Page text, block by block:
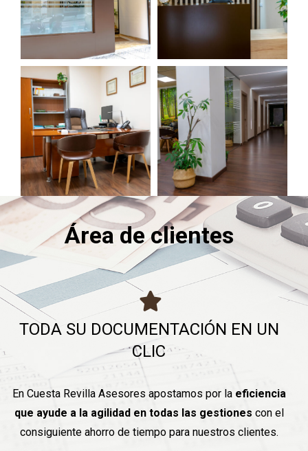
Área de clientes
TODA SU DOCUMENTACIÓN EN UN
CLIC
En Cuesta Revilla Asesores apostamos por la eficiencia
que ayude a la agilidad en todas las gestiones con el
consiguiente ahorro de tiempo para nuestros clientes.